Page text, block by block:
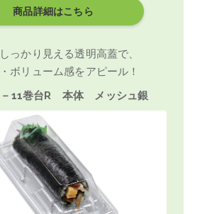
商品詳細はこちら
っかり見える透明高蓋で、
ボリューム感をアピール！
11巻台R 本体 メッシュ銀